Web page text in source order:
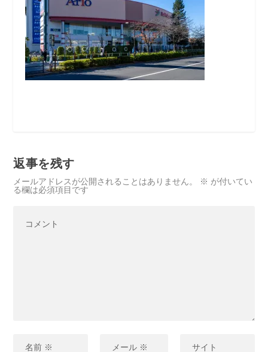
返事を残す
メールアドレスが公開されることはありません。 ※ が付いてい
る欄は必須項目です